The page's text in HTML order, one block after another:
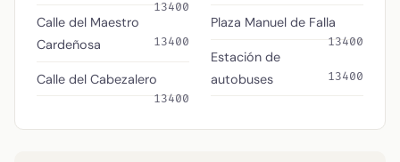
13400
Calle del Maestro
Cardeñosa
13400
Calle del Cabezalero
13400
Plaza Manuel de Falla
13400
Estación de
autobuses
13400